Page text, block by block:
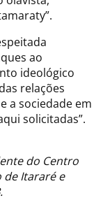
ao
ideológico
relações
a sociedade em
solicitadas”.
do Centro
de Itararé e